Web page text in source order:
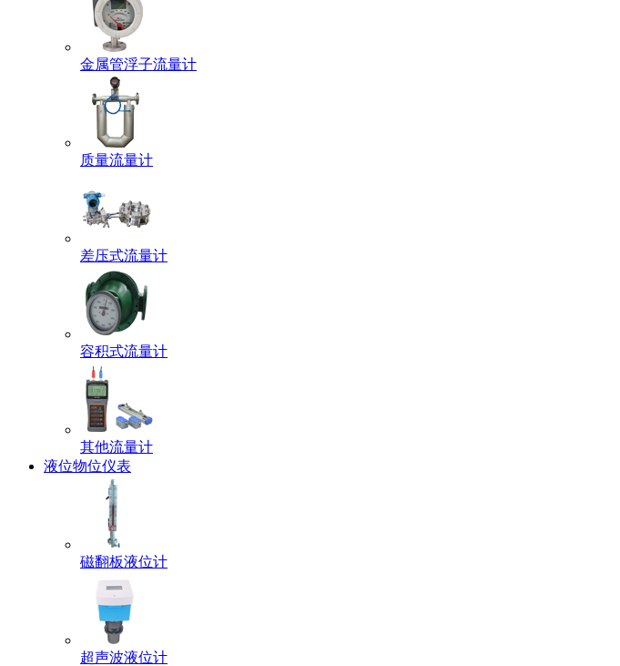
金属管浮子流量计
质量流量计
差压式流量计
容积式流量计
其他流量计
液位物位仪表
磁翻板液位计
超声波液位计